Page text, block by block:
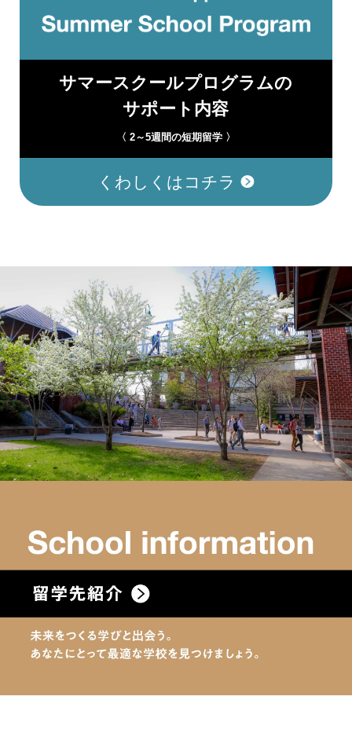
サマースクールプログラムの
サポート内容
〈 2～5週間の短期留学 〉
くわしくはコチラ